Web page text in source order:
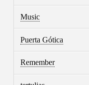
Music
Puerta Gótica
Remember